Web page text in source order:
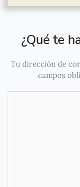
¿Qué te
Tu dirección de
campos